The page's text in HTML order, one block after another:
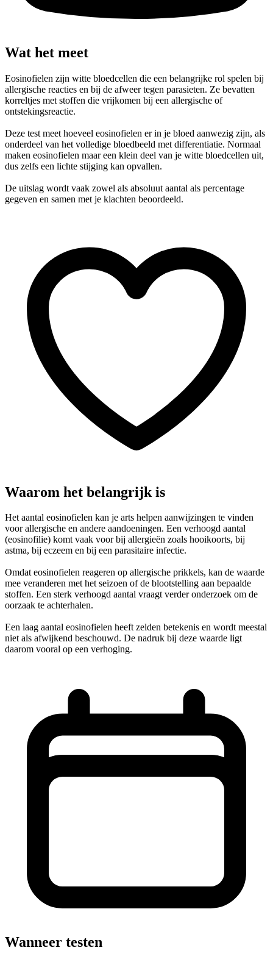
Wat het meet
Eosinofielen zijn witte bloedcellen die een belangrijke rol spelen bij
allergische reacties en bij de afweer tegen parasieten. Ze bevatten
korreltjes met stoffen die vrijkomen bij een allergische of
ontstekingsreactie.
Deze test meet hoeveel eosinofielen er in je bloed aanwezig zijn, als
onderdeel van het volledige bloedbeeld met differentiatie. Normaal
maken eosinofielen maar een klein deel van je witte bloedcellen uit,
dus zelfs een lichte stijging kan opvallen.
De uitslag wordt vaak zowel als absoluut aantal als percentage
gegeven en samen met je klachten beoordeeld.
Waarom het belangrijk is
Het aantal eosinofielen kan je arts helpen aanwijzingen te vinden
voor allergische en andere aandoeningen. Een verhoogd aantal
(eosinofilie) komt vaak voor bij allergieën zoals hooikoorts, bij
astma, bij eczeem en bij een parasitaire infectie.
Omdat eosinofielen reageren op allergische prikkels, kan de waarde
mee veranderen met het seizoen of de blootstelling aan bepaalde
stoffen. Een sterk verhoogd aantal vraagt verder onderzoek om de
oorzaak te achterhalen.
Een laag aantal eosinofielen heeft zelden betekenis en wordt meestal
niet als afwijkend beschouwd. De nadruk bij deze waarde ligt
daarom vooral op een verhoging.
Wanneer testen